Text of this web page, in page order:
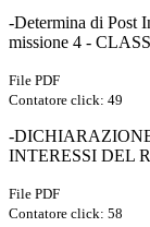
-Determina di Post
missione 4 -
File PDF
Contatore click: 49
-
INTERESSI DEL
File PDF
Contatore click: 58